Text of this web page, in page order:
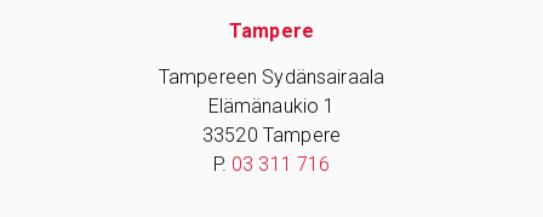
Tampere
Tampereen Sydänsairaala
Elämänaukio 1
33520 Tampere
P. 03 311 716